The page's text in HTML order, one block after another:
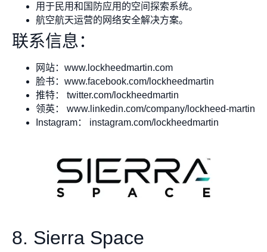
用于民用和国防应用的空间探索系统。
航空航天运营的网络安全解决方案。
联系信息：
网站：www.lockheedmartin.com
脸书：www.facebook.com/lockheedmartin
推特： twitter.com/lockheedmartin
领英： www.linkedin.com/company/lockheed-martin
Instagram： instagram.com/lockheedmartin
8. Sierra Space